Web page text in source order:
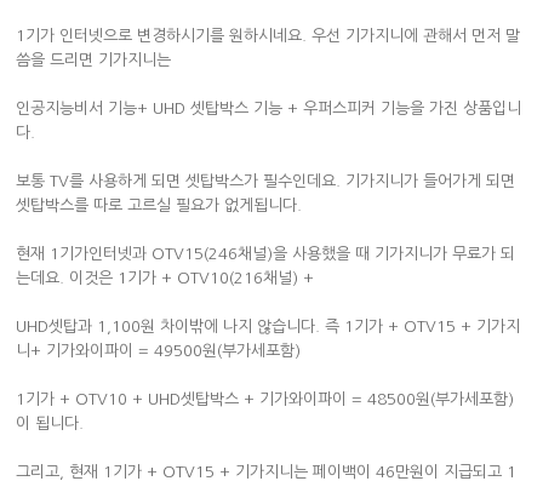
1기가 인터넷으로 변경하시기를 원하시네요. 우선 기가지니에 관해서 먼저 말
씀을 드리면 기가지니는
인공지능비서 기능+ UHD 셋탑박스 기능 + 우퍼스피커 기능을 가진 상품입니
다.
보통 TV를 사용하게 되면 셋탑박스가 필수인데요. 기가지니가 들어가게 되면
셋탑박스를 따로 고르실 필요가 없게됩니다.
현재 1기가인터넷과 OTV15(246채널)을 사용했을 때 기가지니가 무료가 되
는데요. 이것은 1기가 + OTV10(216채널) +
UHD셋탑과 1,100원 차이밖에 나지 않습니다. 즉 1기가 + OTV15 + 기가지
니+ 기가와이파이 = 49500원(부가세포함)
1기가 + OTV10 + UHD셋탑박스 + 기가와이파이 = 48500원(부가세포함)
이 됩니다.
그리고, 현재 1기가 + OTV15 + 기가지니는 페이백이 46만원이 지급되고 1